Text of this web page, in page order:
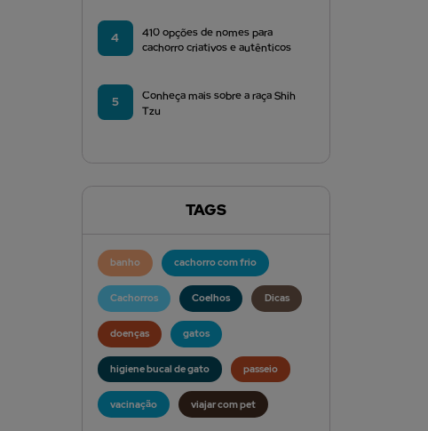
4
410 opções de nomes para
cachorro criativos e autênticos
5
Conheça mais sobre a raça Shih
Tzu
TAGS
banho cachorro com frio
Cachorros Coelhos Dicas
doenças gatos
higiene bucal de gato passeio
vacinação viajar com pet